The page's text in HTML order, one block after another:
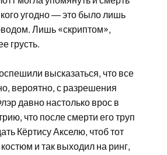
угодно — это было лишь
Лишь «скриптом»,
грусть.
высказаться, что все
вероятно, с разрешения
давно настолько врос в
что после смерти его труп
Кёртису Акселю, чтоб тот
и так выходил на ринг,